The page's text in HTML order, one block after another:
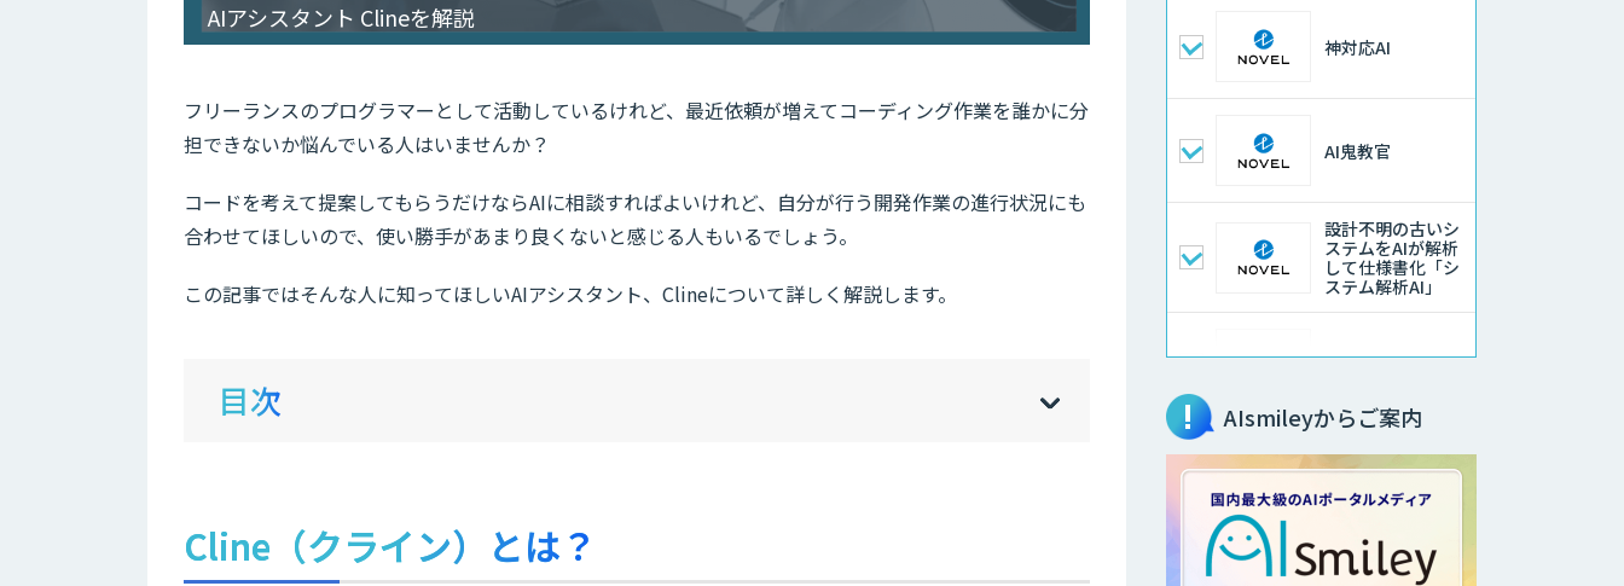
AIアシスタント Clineを解説
フリーランスのプログラマーとして活動しているけれど、最近依頼が増えてコーディング作業を誰かに分
担できないか悩んでいる人はいませんか？
コードを考えて提案してもらうだけならAIに相談すればよいけれど、自分が行う開発作業の進行状況にも
合わせてほしいので、使い勝手があまり良くないと感じる人もいるでしょう。
この記事ではそんな人に知ってほしいAIアシスタント、Clineについて詳しく解説します。
目次 [hi
]
[sh
]
Cline（クライン）とは？
神対応AI
AI鬼教官
設計不明の古いシ
ステムをAIが解析
して仕様書化「シ
ステム解析AI」
LLMOチェキ
AIエージェント開
発支援
AIエンジニアアカ
デミー（バイブコ
AIsmileyからご案内